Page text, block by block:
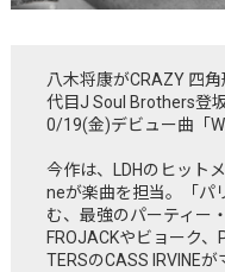
八木将康がCRAZY 四
代目J Soul Brothers登
0/19(金)デビュー曲「
今作は、LDHのヒット
neが楽曲を担当。「パ
む、最強のパーティー
FROJACKやビョーク
TERSのCASS IRVINE